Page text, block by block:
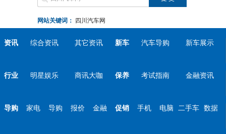
网站关键词： 四川汽车网
资讯 综合资讯 其它资讯 新车 汽车导购 新车展示
行业 明星娱乐 商讯大咖 保养 考试指南 金融资讯
导购 家电 导购 报价 金融 促销 手机 电脑 二手车 数据